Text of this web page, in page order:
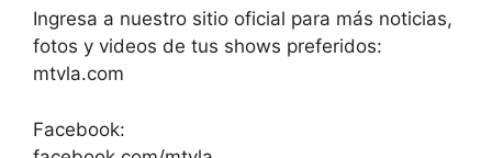
Ingresa a nuestro sitio oficial para más noticias,
fotos y videos de tus shows preferidos:
mtvla.com​
Facebook: